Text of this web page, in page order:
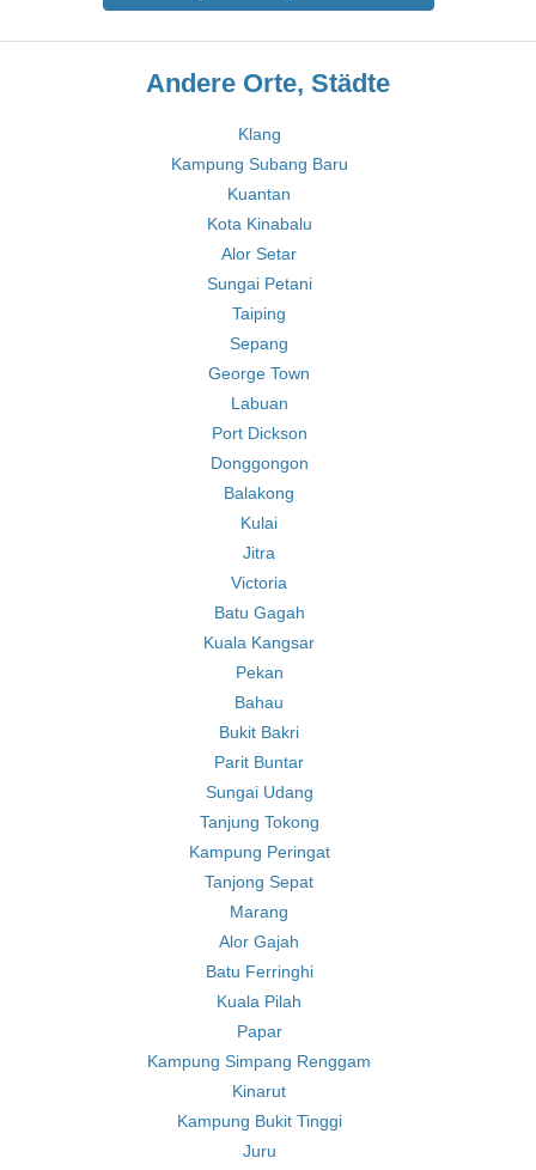
Andere Orte, Städte
Klang
Kampung Subang Baru
Kuantan
Kota Kinabalu
Alor Setar
Sungai Petani
Taiping
Sepang
George Town
Labuan
Port Dickson
Donggongon
Balakong
Kulai
Jitra
Victoria
Batu Gagah
Kuala Kangsar
Pekan
Bahau
Bukit Bakri
Parit Buntar
Sungai Udang
Tanjung Tokong
Kampung Peringat
Tanjong Sepat
Marang
Alor Gajah
Batu Ferringhi
Kuala Pilah
Papar
Kampung Simpang Renggam
Kinarut
Kampung Bukit Tinggi
Juru